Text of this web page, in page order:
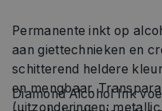
Permanente inkt op
aan giettechnieken en creatieve ontwerpen. De
schitterend heldere kleuren zijn
en mengbaar. Transparante
(uitzonderingen:
Diamond Alcohol Ink voegt een heel